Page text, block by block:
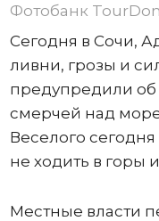
Фотобанк
Сегодня в Сочи,
ливни, грозы и
предупредили
смерчей над
Веселого сегодня
не ходить в горы
Местные власти